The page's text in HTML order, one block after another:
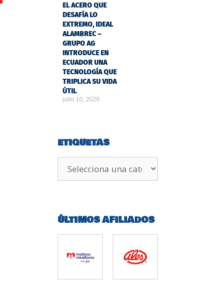
EL ACERO QUE
DESAFÍA LO
EXTREMO, IDEAL
ALAMBREC –
GRUPO AG
INTRODUCE EN
ECUADOR UNA
TECNOLOGÍA QUE
TRIPLICA SU VIDA
ÚTIL
julio 10, 2026
ETIQUETAS
ÚLTIMOS AFILIADOS